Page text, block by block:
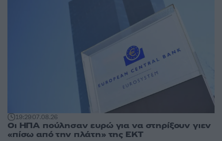
19:2907.08.26
Οι ΗΠΑ πούλησαν ευρώ για να στηρίξουν γιεν
«πίσω από την πλάτη» της ΕΚΤ